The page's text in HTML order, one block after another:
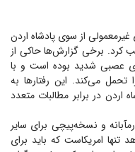
غیرمعمولی از سوی پادشاه اردن
کرد. برخی گزارش‌ها حاکی از
عصبی شدید بوده است و با
می‌کند. این رفتار‌ها به
اردن در برابر مطالبات متعدد
و نسخه‌پیچی برای سایر
تنها امریکاست که باید برای